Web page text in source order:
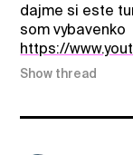
dajme si este
som vybavenko
https://
Show thread